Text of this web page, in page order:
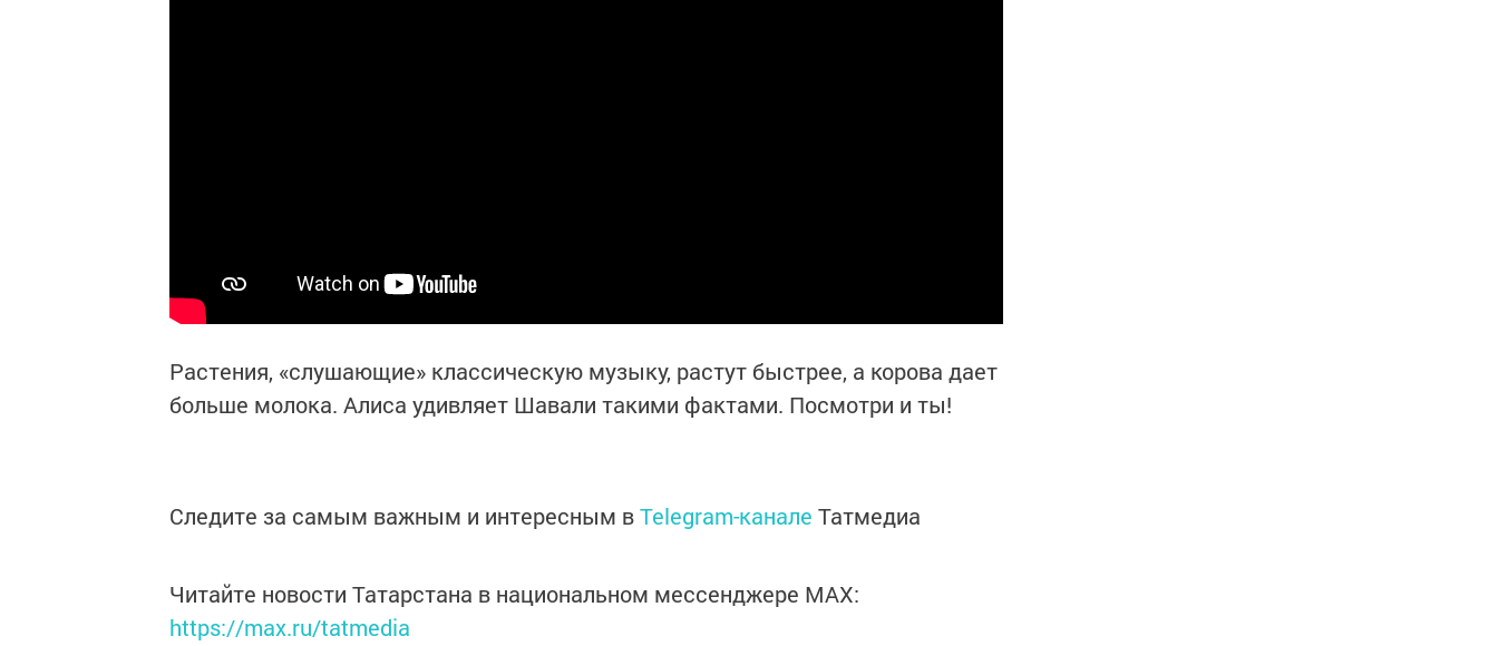
Растения, «слушающие» классическую музыку, растут быстрее, а корова дает
больше молока. Алиса удивляет Шавали такими фактами. Посмотри и ты!
Следите за самым важным и интересным вTelegram-канале Татмедиа
Читайте новости Татарстана в национальном мессенджере MАХ:
https://max.ru/tatmedia